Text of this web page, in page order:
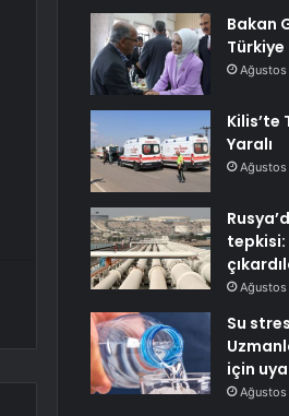
Bakan
Ağustos
Kilis’te
Yaralı
Ağustos
tepkisi:
Ağustos
Su
için
Ağustos